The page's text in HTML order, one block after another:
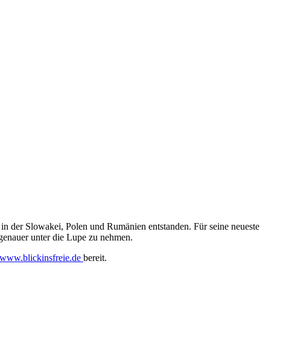
der Slowakei, Polen und Rumänien entstanden. Für seine neueste
unter die Lupe zu nehmen.
www.blickinsfreie.de bereit.